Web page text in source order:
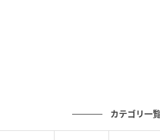
ルールが守られない状況が続け
い対応を取らざるを得なくなる
カテゴリ一